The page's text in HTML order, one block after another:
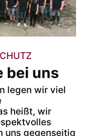
bei uns
legen wir viel
heißt, wir
uns gegenseitig